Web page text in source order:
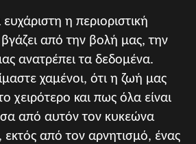
ευχάριστη η περιοριστική
από την βολή μας, την
ανατρέπει τα δεδομένα.
χαμένοι, ότι η ζωή μας
χειρότερο και πως όλα είναι
από αυτόν τον κυκεώνα
από τον αρνητισμό, ένας